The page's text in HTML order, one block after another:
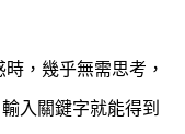
，幾乎無需思考，
入關鍵字就能得到